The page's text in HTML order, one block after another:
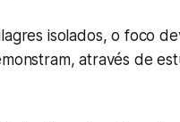
isolados, o foco
através de